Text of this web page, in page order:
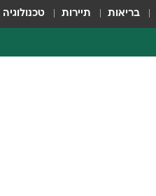
בריאות תיירות טכנולוגיה